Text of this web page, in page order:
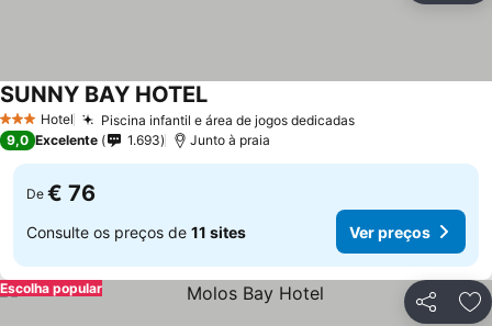
3 EstrelasHotel Piscina infantil e área de jogos dedicadas
SUNNY BAY HOTEL
9,0 Excelente 1.693 Junto à praia
De € 76
Consulte os preços de 11 sites Ver preços
Partilhar
Escolha popular